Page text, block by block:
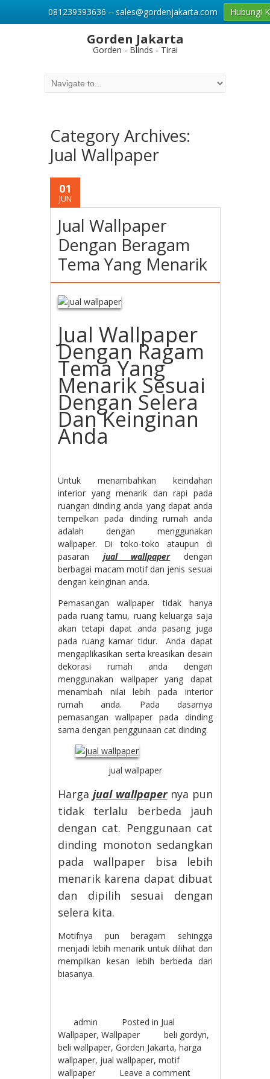
Gorden Jakarta
Gorden - Blinds - Tirai
Category Archives:
Jual Wallpaper
01
JUN
Jual Wallpaper
Dengan Beragam
Tema Yang Menarik
Jual Wallpaper
Dengan Ragam
Tema Yang
Menarik Sesuai
Dengan Selera
Dan Keinginan
Anda
Untuk menambahkan keindahan
interior yang menarik dan rapi pada
ruangan dinding anda yang dapat anda
tempelkan pada dinding rumah anda
adalah dengan menggunakan
wallpaper. Di toko-toko ataupun di
pasaran jual wallpaperdengan
berbagai macam motif dan jenis sesuai
dengan keinginan anda.
Pemasangan wallpaper tidak hanya
pada ruang tamu, ruang keluarga saja
akan tetapi dapat anda pasang juga
pada ruang kamar tidur. Anda dapat
mengaplikasikan serta kreasikan desain
dekorasi rumah anda dengan
menggunakan wallpaper yang dapat
menambah nilai lebih pada interior
rumah anda. Pada dasarnya
pemasangan wallpaper pada dinding
sama dengan penggunaan cat dinding.
jual wallpaper
Harga jual wallpapernya pun
tidak terlalu berbeda jauh
dengan cat. Penggunaan cat
dinding monoton sedangkan
pada wallpaper bisa lebih
menarik karena dapat dibuat
dan dipilih sesuai dengan
selera kita.
Motifnya pun beragam sehingga
menjadi lebih menarik untuk dilihat dan
mempilkan kesan lebih berbeda dari
biasanya.
admin Posted in Jual
Wallpaper,Wallpaper beli gordyn,
beli wallpaper,Gorden Jakarta,harga
wallpaper, jual wallpaper,motif
wallpaper
Leave a comment
081239393636 – sales@gordenjakarta.com Hubungi